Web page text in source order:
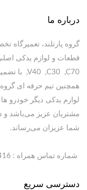
درباره ما
گروه پارتلند،
,V40 ,C30 ,C70 با تضمین کیفیت و بهترین قیمت می‌باشد.
همچنین تیم حرفه ای گروه
لوازم یدکی دیگر خودرو
مشتریان عزیز می‌باشد و
شما عزیزان می‌رساند.
شماره تماس همراه : 09198249416 - 09126361710
دسترسی سریع